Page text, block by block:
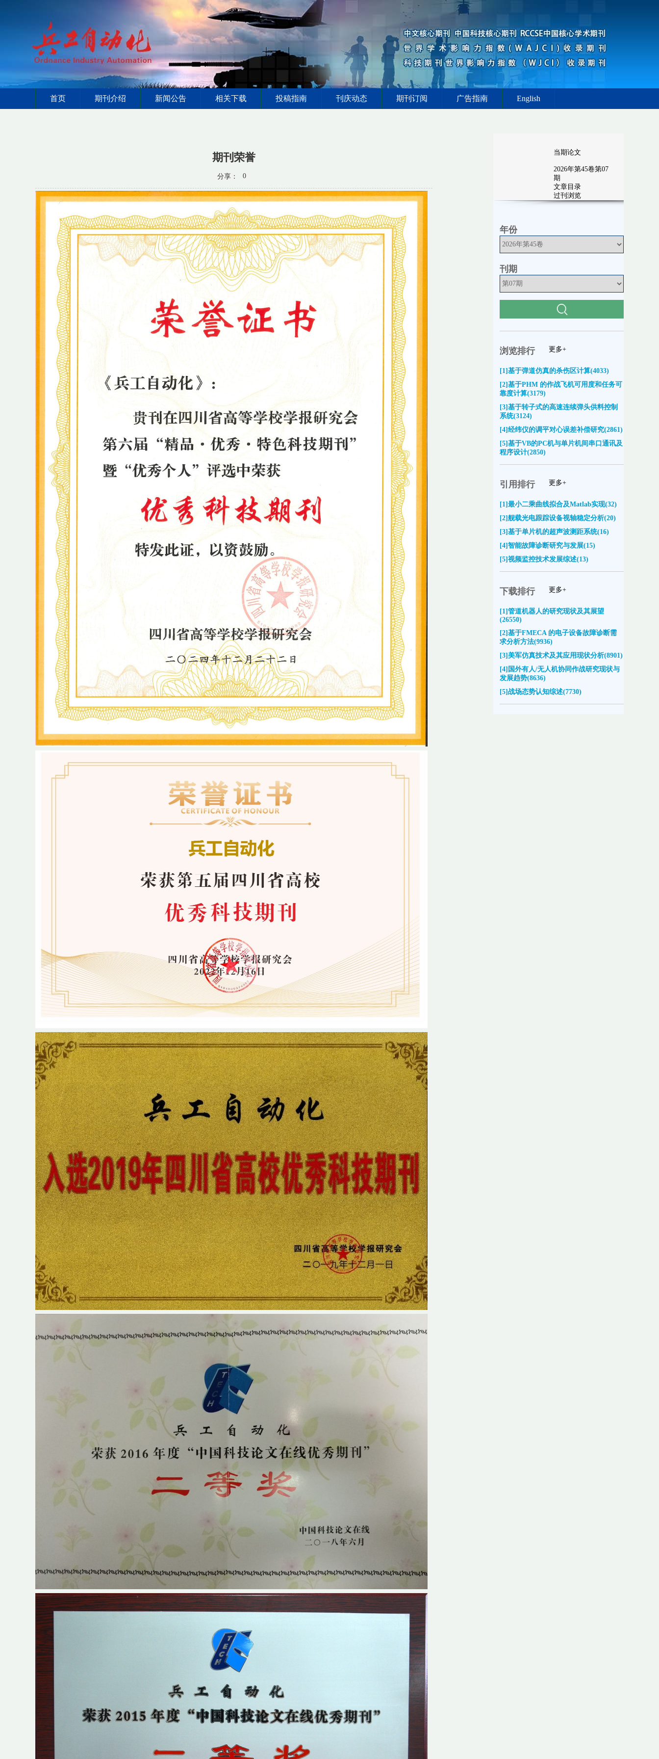
首页 期刊介绍 新闻公告 相关下载 投稿指南 刊庆动态 期刊订阅 广告指南 English
期刊荣誉
分享： 0
当期论文
2026年第45卷第07
期
文章目录
过刊浏览
年份
刊期
浏览排行
[1]基于弹道仿真的杀伤区计算(4033)
[2]基于PHM 的作战飞机可用度和任务可
靠度计算(3179)
[3]基于转子式的高速连续弹头供料控制
系统(3124)
[4]经纬仪的调平对心误差补偿研究(2861)
[5]基于VB的PC机与单片机间串口通讯及
程序设计(2850)
更多+
引用排行
[1]最小二乘曲线拟合及Matlab实现(32)
[2]舰载光电跟踪设备视轴稳定分析(20)
[3]基于单片机的超声波测距系统(16)
[4]智能故障诊断研究与发展(15)
[5]视频监控技术发展综述(13)
更多+
下载排行
[1]管道机器人的研究现状及其展望
(26550)
[2]基于FMECA 的电子设备故障诊断需
求分析方法(9936)
[3]美军仿真技术及其应用现状分析(8901)
[4]国外有人/无人机协同作战研究现状与
发展趋势(8636)
[5]战场态势认知综述(7730)
更多+